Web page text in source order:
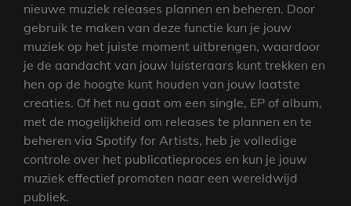
nieuwe muziek releases plannen en beheren. Door
gebruik te maken van deze functie kun je jouw
muziek op het juiste moment uitbrengen, waardoor
je de aandacht van jouw luisteraars kunt trekken en
hen op de hoogte kunt houden van jouw laatste
creaties. Of het nu gaat om een single, EP of album,
met de mogelijkheid om releases te plannen en te
beheren via Spotify for Artists, heb je volledige
controle over het publicatieproces en kun je jouw
muziek effectief promoten naar een wereldwijd
publiek.